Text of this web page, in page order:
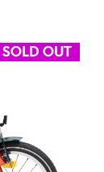
SOLD OUT